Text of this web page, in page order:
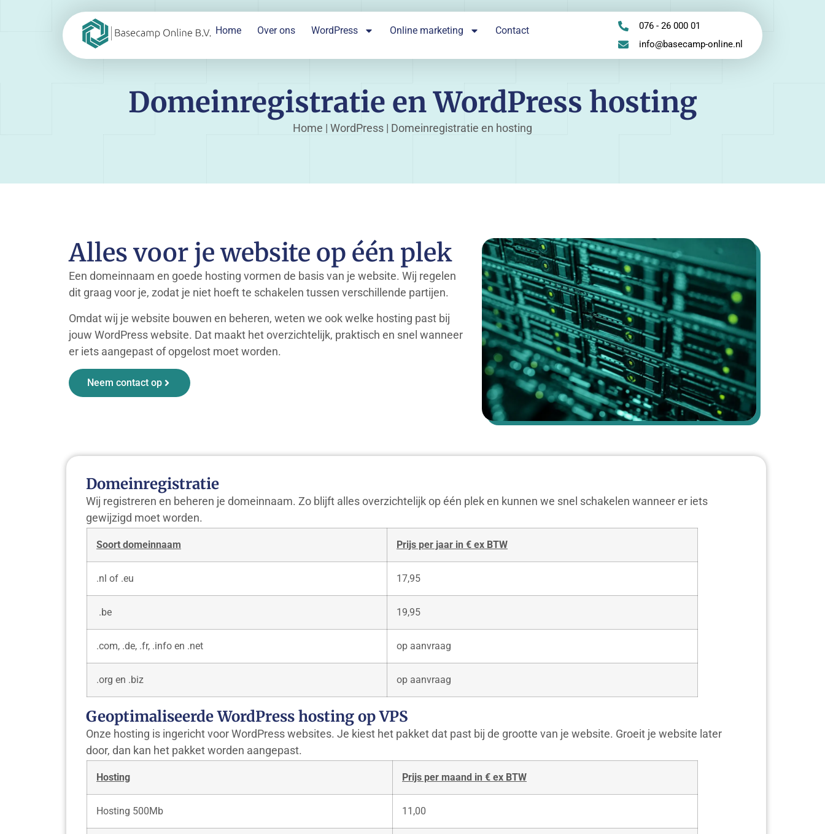
Home Over ons WordPress Online marketing Contact
076 - 26 000 01
info@basecamp-online.nl
Domeinregistratie en WordPress hosting
Home | WordPress | Domeinregistratie en hosting
Alles voor je website op één plek
Een domeinnaam en goede hosting vormen de basis van je website. Wij regelen
dit graag voor je, zodat je niet hoeft te schakelen tussen verschillende partijen.
Omdat wij je website bouwen en beheren, weten we ook welke hosting past bij
jouw WordPress website. Dat maakt het overzichtelijk, praktisch en snel wanneer
er iets aangepast of opgelost moet worden.
Neem contact op
Domeinregistratie
Wij registreren en beheren je domeinnaam. Zo blijft alles overzichtelijk op één plek en kunnen we snel schakelen wanneer er iets
gewijzigd moet worden.
Soort domeinnaam Prijs per jaar in € ex BTW
.nl of .eu 17,95
.be 19,95
.com, .de, .fr, .info en .net op aanvraag
.org en .biz op aanvraag
Geoptimaliseerde WordPress hosting op VPS
Onze hosting is ingericht voor WordPress websites. Je kiest het pakket dat past bij de grootte van je website. Groeit je website later
door, dan kan het pakket worden aangepast.
Hosting Prijs per maand in € ex BTW
Hosting 500Mb 11,00